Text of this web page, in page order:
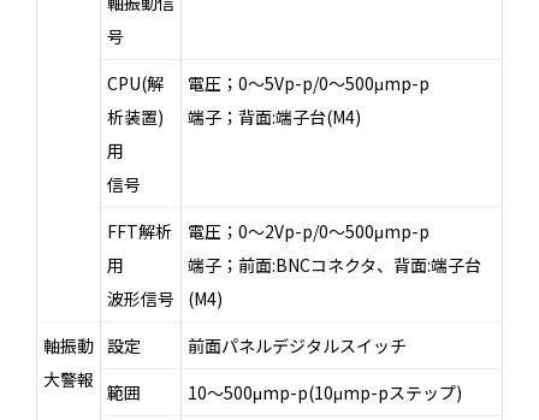
号
CPU(解
析装置)
用
信号
電圧；0～5Vp-p/0～500μmp-p
端子；背面:端子台(M4)
FFT解析
用
波形信号
電圧；0～2Vp-p/0～500μmp-p
端子；前面:BNCコネクタ、背面:端子台
(M4)
軸振動
大警報
設定
前面パネルデジタルスイッチ
範囲
10～500μmp-p(10μmp-pステップ)